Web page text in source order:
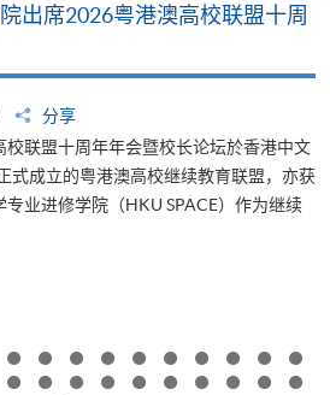
出席2026粤港澳高校联盟十周
分享
联盟十周年年会暨校长论坛於香港中文
式成立的粤港澳高校继续教育联盟，亦获
业进修学院（HKU SPACE）作为继续